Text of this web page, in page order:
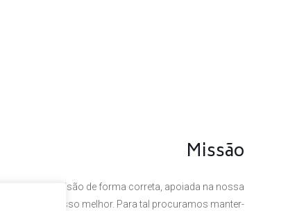
Missão
a nossa visão de forma correta, apoiada na nossa
sempre o nosso melhor. Para tal procuramos manter-